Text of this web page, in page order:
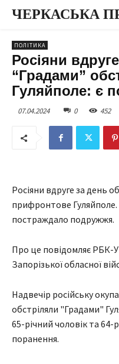
ЧЕРКАСЬКА
ПОЛІТИКА
Росіяни
“Градами”
Гуляйполе: є
07.04.2024 0 452
Росіяни вдруге за день
прифронтове Гуляйполе.
постраждало подружжя.
Про це повідомляє РБК-
Запорізької обласної
Надвечір російську
обстріляли "Градами"
65-річний чоловік та 64-
поранення.